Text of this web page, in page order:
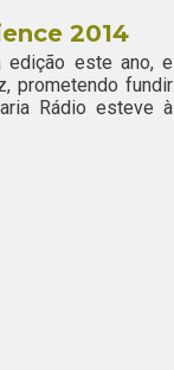
2014
edição este ano, e
prometendo fundir
Rádio esteve à